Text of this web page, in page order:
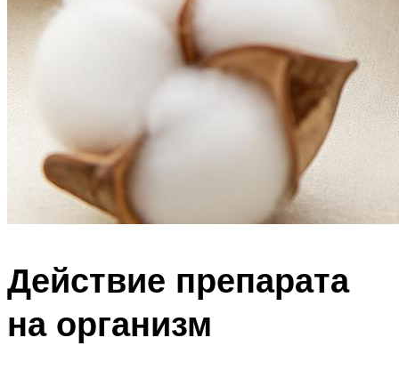
Действие препарата
на организм